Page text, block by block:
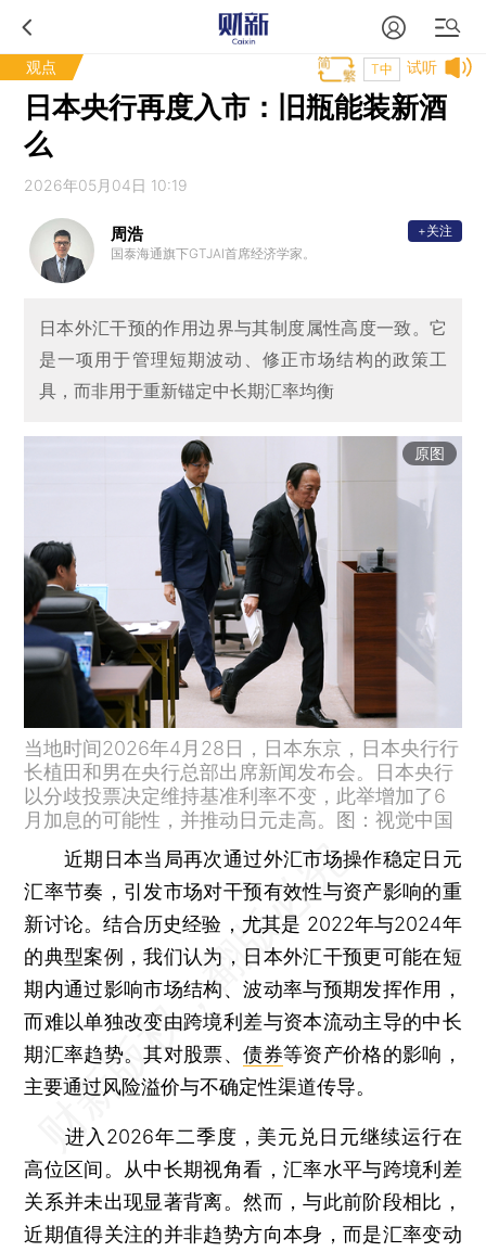
观点 试听
T中
日本央行再度入市：旧瓶能装新酒
么
2026年05月04日 10:19
周浩
国泰海通旗下GTJAI首席经济学家。
+关注
日本外汇干预的作用边界与其制度属性高度一致。它
是一项用于管理短期波动、修正市场结构的政策工
具，而非用于重新锚定中长期汇率均衡
原图
当地时间2026年4月28日，日本东京，日本央行行
长植田和男在央行总部出席新闻发布会。日本央行
以分歧投票决定维持基准利率不变，此举增加了6
月加息的可能性，并推动日元走高。图：视觉中国
近期日本当局再次通过外汇市场操作稳定日元
汇率节奏，引发市场对干预有效性与资产影响的重
新讨论。结合历史经验，尤其是 2022年与2024年
的典型案例，我们认为，日本外汇干预更可能在短
期内通过影响市场结构、波动率与预期发挥作用，
而难以单独改变由跨境利差与资本流动主导的中长
期汇率趋势。其对股票、债券等资产价格的影响，
主要通过风险溢价与不确定性渠道传导。
进入2026年二季度，美元兑日元继续运行在
高位区间。从中长期视角看，汇率水平与跨境利差
关系并未出现显著背离。然而，与此前阶段相比，
近期值得关注的并非趋势方向本身，而是汇率变动